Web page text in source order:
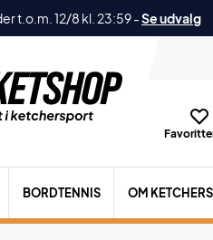
t.o.m. 12/8 kl. 23:59-Se udvalg
BORDTENNIS OM